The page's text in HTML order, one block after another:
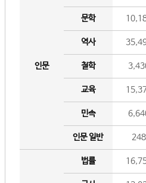
인문
문학
역사
철학
교육
민속
인문 일반 248
법률